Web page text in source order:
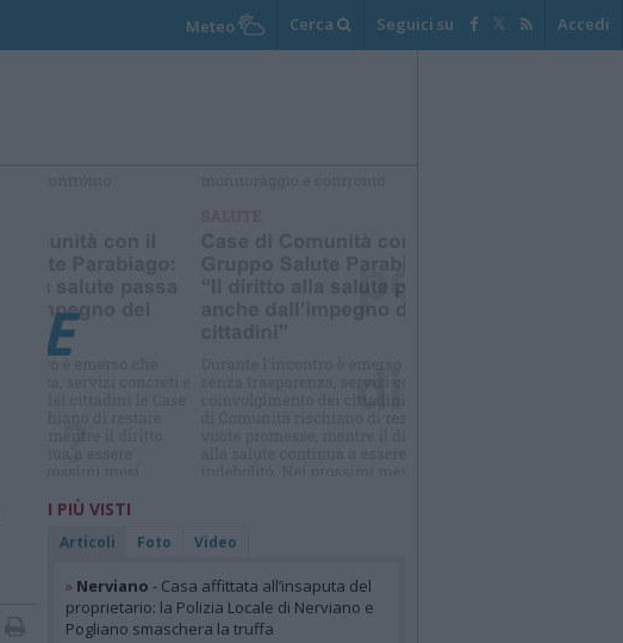
Meteo Cerca Seguici su Accedi
I PIÙ VISTI
Articoli Foto Video
» Nerviano - Casa affittata all’insaputa del
proprietario: la Polizia Locale di Nerviano e
Pogliano smaschera la truffa